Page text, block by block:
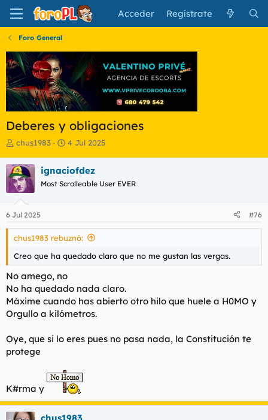
Acceder Regístrate
Foro General
Deberes y obligaciones
I
i
c
i
a
d
o
r
d
l
e
m
a
chus1983
F
h
a
e
n
i
i
4 Jul 2025
ignaciofdez
Most Scrolleable User EVER
6 Jul 2025 #76
chus1983 rebuznó:
Creo que ha quedado claro que no me gustan las vergas.
No amego, no
No ha quedado nada claro.
Máxime cuando has abierto otro hilo que huele a H0MO y
Orgullo a kilómetros.
Oye, que si lo eres pues no pasa nada, la Constitución te
protege
K#rma y